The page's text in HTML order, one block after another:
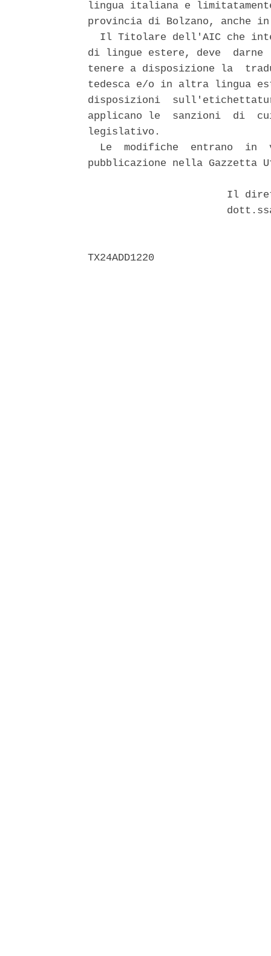
lingua italiana e
provincia di Bolzano, anche
Il Titolare dell'AIC che
di lingue estere, deve  darne
tenere a disposizione la
tedesca e/o in altra lingua
disposizioni
applicano le  sanzioni  di
legislativo.
Le  modifiche  entrano  in
pubblicazione nella
Il